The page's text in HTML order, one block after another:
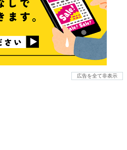
広告を全て非表示